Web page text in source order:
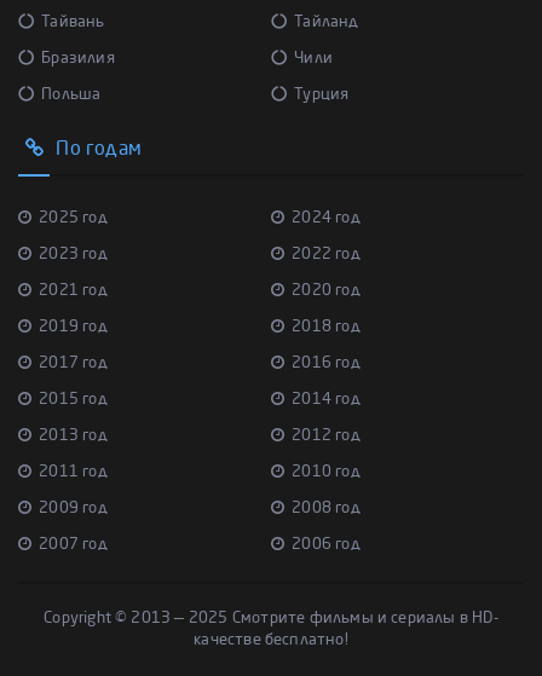
Тайвань Тайланд
Бразилия Чили
Польша Турция
По годам
2025 год 2024 год
2023 год 2022 год
2021 год 2020 год
2019 год 2018 год
2017 год 2016 год
2015 год 2014 год
2013 год 2012 год
2011 год 2010 год
2009 год 2008 год
2007 год 2006 год
Copyright © 2013 — 2025 Смотрите фильмы и сериалы в HD-
качестве бесплатно!